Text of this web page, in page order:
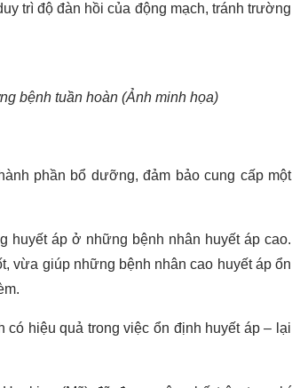
trì độ đàn hồi của động mạch, tránh trường
bệnh tuần hoàn (Ảnh minh họa)
phần bổ dưỡng, đảm bảo cung cấp một
huyết áp ở những bệnh nhân huyết áp cao.
vừa giúp những bệnh nhân cao huyết áp ổn
hiệu quả trong việc ổn định huyết áp – lại